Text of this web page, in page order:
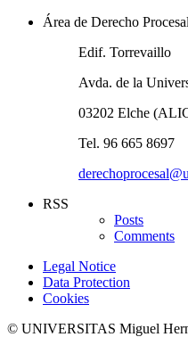
Área de Derecho Procesal
Edif. Torrevaillo
Avda. de la
03202 Elche
Tel. 96 665 8697
RSS
Posts
Comments
Legal Notice
Data Protection
Cookies
© UNIVERSITAS Miguel